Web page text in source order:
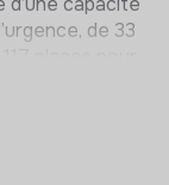
de 33
développé
de